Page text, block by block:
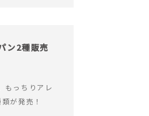
ン2種販売
もっちりアレ
が発売！